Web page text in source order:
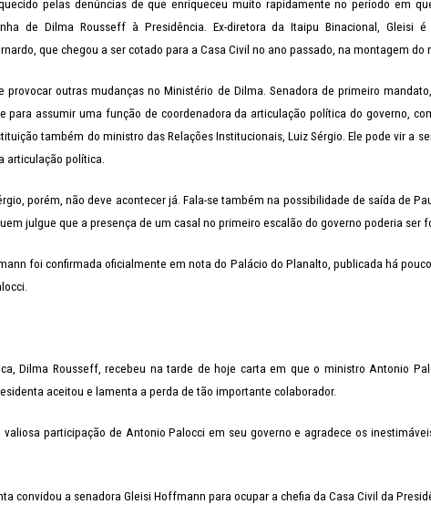
pelas denúncias de que enriqueceu muito rapidamente no período em
de Dilma Rousseff à Presidência. Ex-diretora da Itaipu Binacional, Gleisi
que chegou a ser cotado para a Casa Civil no ano passado, na montagem do
provocar outras mudanças no Ministério de Dilma. Senadora de primeiro
para assumir uma função de coordenadora da articulação política do governo,
também do ministro das Relações Institucionais, Luiz Sérgio. Ele pode vir a
articulação política.
porém, não deve acontecer já. Fala-se também na possibilidade de saída de
julgue que a presença de um casal no primeiro escalão do governo poderia ser
foi confirmada oficialmente em nota do Palácio do Planalto, publicada há
Dilma Rousseff, recebeu na tarde de hoje carta em que o ministro Antonio
aceitou e lamenta a perda de tão importante colaborador.
participação de Antonio Palocci em seu governo e agradece os
convidou a senadora Gleisi Hoffmann para ocupar a chefia da Casa Civil da